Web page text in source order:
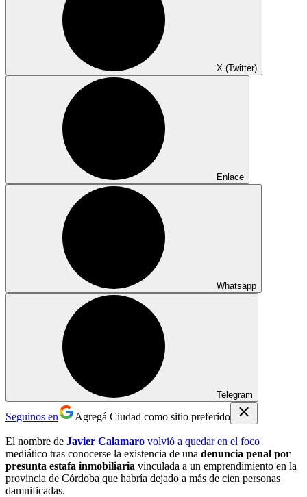
X (Twitter)
Enlace
Whatsapp
Telegram
Seguinos en Agregá Ciudad como sitio preferido
El nombre de Javier Calamaro volvió a quedar en el foco
mediático tras conocerse la existencia de una denuncia penal por
presunta estafa inmobiliaria vinculada a un emprendimiento en la
provincia de Córdoba que habría dejado a más de cien personas
damnificadas.